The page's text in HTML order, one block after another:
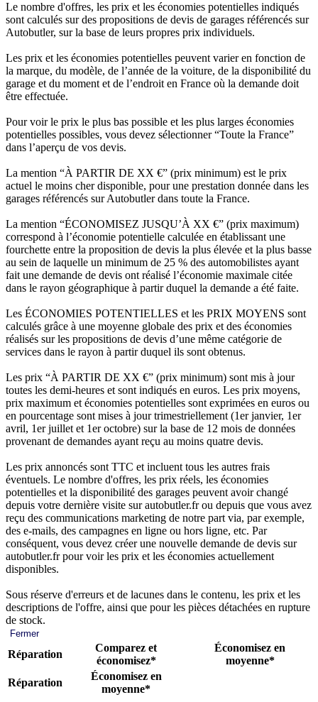
Le nombre d'offres, les prix et les économies potentielles indiqués
sont calculés sur des propositions de devis de garages référencés sur
Autobutler, sur la base de leurs propres prix individuels.
Les prix et les économies potentielles peuvent varier en fonction de
la marque, du modèle, de l’année de la voiture, de la disponibilité du
garage et du moment et de l’endroit en France où la demande doit
être effectuée.
Pour voir le prix le plus bas possible et les plus larges économies
potentielles possibles, vous devez sélectionner “Toute la France”
dans l’aperçu de vos devis.
La mention “À PARTIR DE XX €” (prix minimum) est le prix
actuel le moins cher disponible, pour une prestation donnée dans les
garages référencés sur Autobutler dans toute la France.
La mention “ÉCONOMISEZ JUSQU’À XX €” (prix maximum)
correspond à l’économie potentielle calculée en établissant une
fourchette entre la proposition de devis la plus élevée et la plus basse
au sein de laquelle un minimum de 25 % des automobilistes ayant
fait une demande de devis ont réalisé l’économie maximale citée
dans le rayon géographique à partir duquel la demande a été faite.
Les ÉCONOMIES POTENTIELLES et les PRIX MOYENS sont
calculés grâce à une moyenne globale des prix et des économies
réalisés sur les propositions de devis d’une même catégorie de
services dans le rayon à partir duquel ils sont obtenus.
Les prix “À PARTIR DE XX €” (prix minimum) sont mis à jour
toutes les demi-heures et sont indiqués en euros. Les prix moyens,
prix maximum et économies potentielles sont exprimées en euros ou
en pourcentage sont mises à jour trimestriellement (1er janvier, 1er
avril, 1er juillet et 1er octobre) sur la base de 12 mois de données
provenant de demandes ayant reçu au moins quatre devis.
Les prix annoncés sont TTC et incluent tous les autres frais
éventuels. Le nombre d'offres, les prix réels, les économies
potentielles et la disponibilité des garages peuvent avoir changé
depuis votre dernière visite sur autobutler.fr ou depuis que vous avez
reçu des communications marketing de notre part via, par exemple,
des e-mails, des campagnes en ligne ou hors ligne, etc. Par
conséquent, vous devez créer une nouvelle demande de devis sur
autobutler.fr pour voir les prix et les économies actuellement
disponibles.
Sous réserve d'erreurs et de lacunes dans le contenu, les prix et les
descriptions de l'offre, ainsi que pour les pièces détachées en rupture
de stock.
Fermer
Réparation
Comparez et
économisez*
Économisez en
moyenne*
Réparation
Économisez en
moyenne*